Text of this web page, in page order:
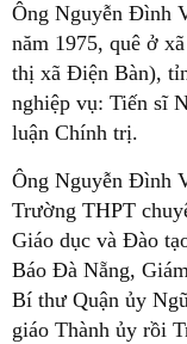
Ông Nguyễn Đình
năm 1975, quê ở
thị xã Điện Bàn),
nghiệp vụ: Tiến sĩ
luận Chính trị.
Ông Nguyễn Đình
Trường THPT
Giáo dục và Đào
Báo Đà Nẵng,
Bí thư Quận ủy
giáo Thành ủy rồi